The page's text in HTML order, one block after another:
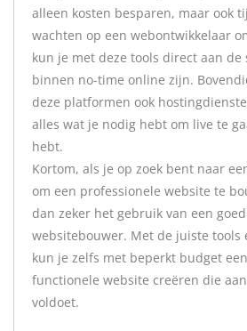
alleen kosten besparen, maar ook
wachten op een webontwikkelaar
kun je met deze tools direct aan de
binnen no-time online zijn.
deze platformen ook
alles wat je nodig hebt om live te
hebt.
Kortom, als je op zoek bent naar
om een professionele website te
dan zeker het gebruik van een
websitebouwer. Met de juiste tools
kun je zelfs met beperkt budget
functionele website creëren die
voldoet.